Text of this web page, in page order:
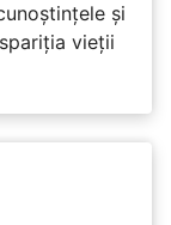
și
vieții